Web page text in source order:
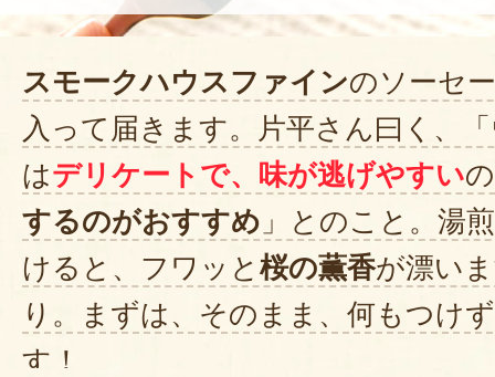
スモークハウスファインのソーセ
入って届きます。片平さん曰く、
はデリケートで、味が逃げやすい
するのがおすすめ 」とのこと。湯
けると、フワッと 桜の薫香が漂い
り。まずは、そのまま、何もつけ
す！